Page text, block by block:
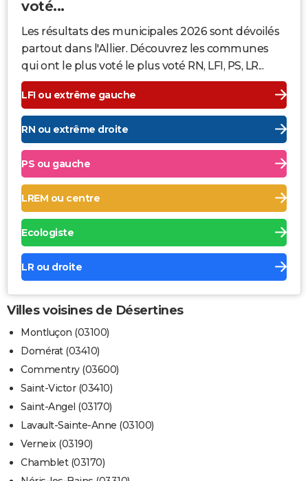
voté...
Les résultats des municipales 2026 sont dévoilés
partout dans l'Allier. Découvrez les communes
qui ont le plus voté le plus voté RN, LFI, PS, LR...
LFI ou extrême gauche
RN ou extrême droite
PS ou gauche
LREM ou centre
Ecologiste
LR ou droite
Villes voisines de Désertines
Montluçon (03100)
Domérat (03410)
Commentry (03600)
Saint-Victor (03410)
Saint-Angel (03170)
Lavault-Sainte-Anne (03100)
Verneix (03190)
Chamblet (03170)